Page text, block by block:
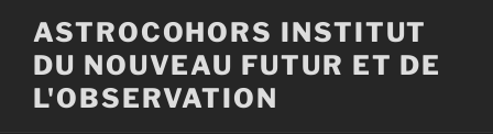
contenu
principal
ASTROCOHORS INSTITUT
DU NOUVEAU FUTUR ET DE
L'OBSERVATION